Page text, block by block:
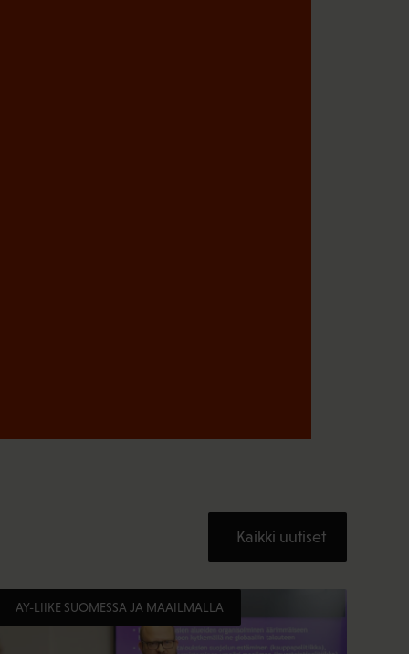
Kaikki uutiset
AY-LIIKE SUOMESSA JA MAAILMALLA